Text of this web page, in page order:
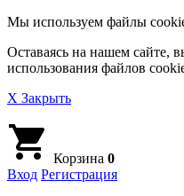
Мы используем файлы
Оставаясь на нашем сайте,
использования файлов
X Закрыть
Корзина 0
Вход Регистрация